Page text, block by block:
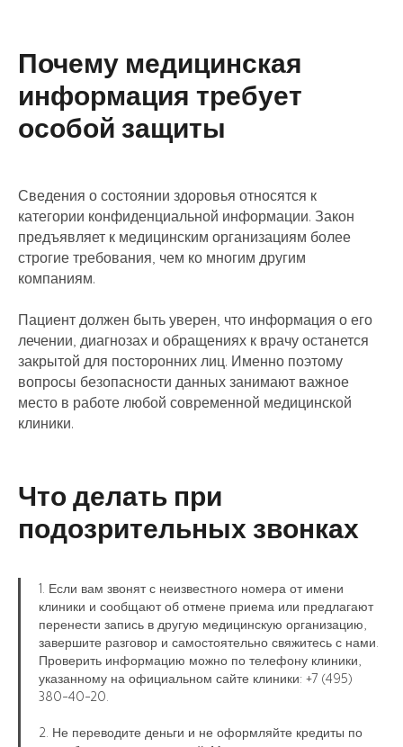
Почему медицинская
информация требует
особой защиты
Сведения о состоянии здоровья относятся к
категории конфиденциальной информации. Закон
предъявляет к медицинским организациям более
строгие требования, чем ко многим другим
компаниям.
Пациент должен быть уверен, что информация о его
лечении, диагнозах и обращениях к врачу останется
закрытой для посторонних лиц. Именно поэтому
вопросы безопасности данных занимают важное
место в работе любой современной медицинской
клиники.
Что делать при
подозрительных звонках
1. Если вам звонят с неизвестного номера от имени
клиники и сообщают об отмене приема или предлагают
перенести запись в другую медицинскую организацию,
завершите разговор и самостоятельно свяжитесь с нами.
Проверить информацию можно по телефону клиники,
указанному на официальном сайте клиники: +7 (495)
380-40-20.
2. Не переводите деньги и не оформляйте кредиты по